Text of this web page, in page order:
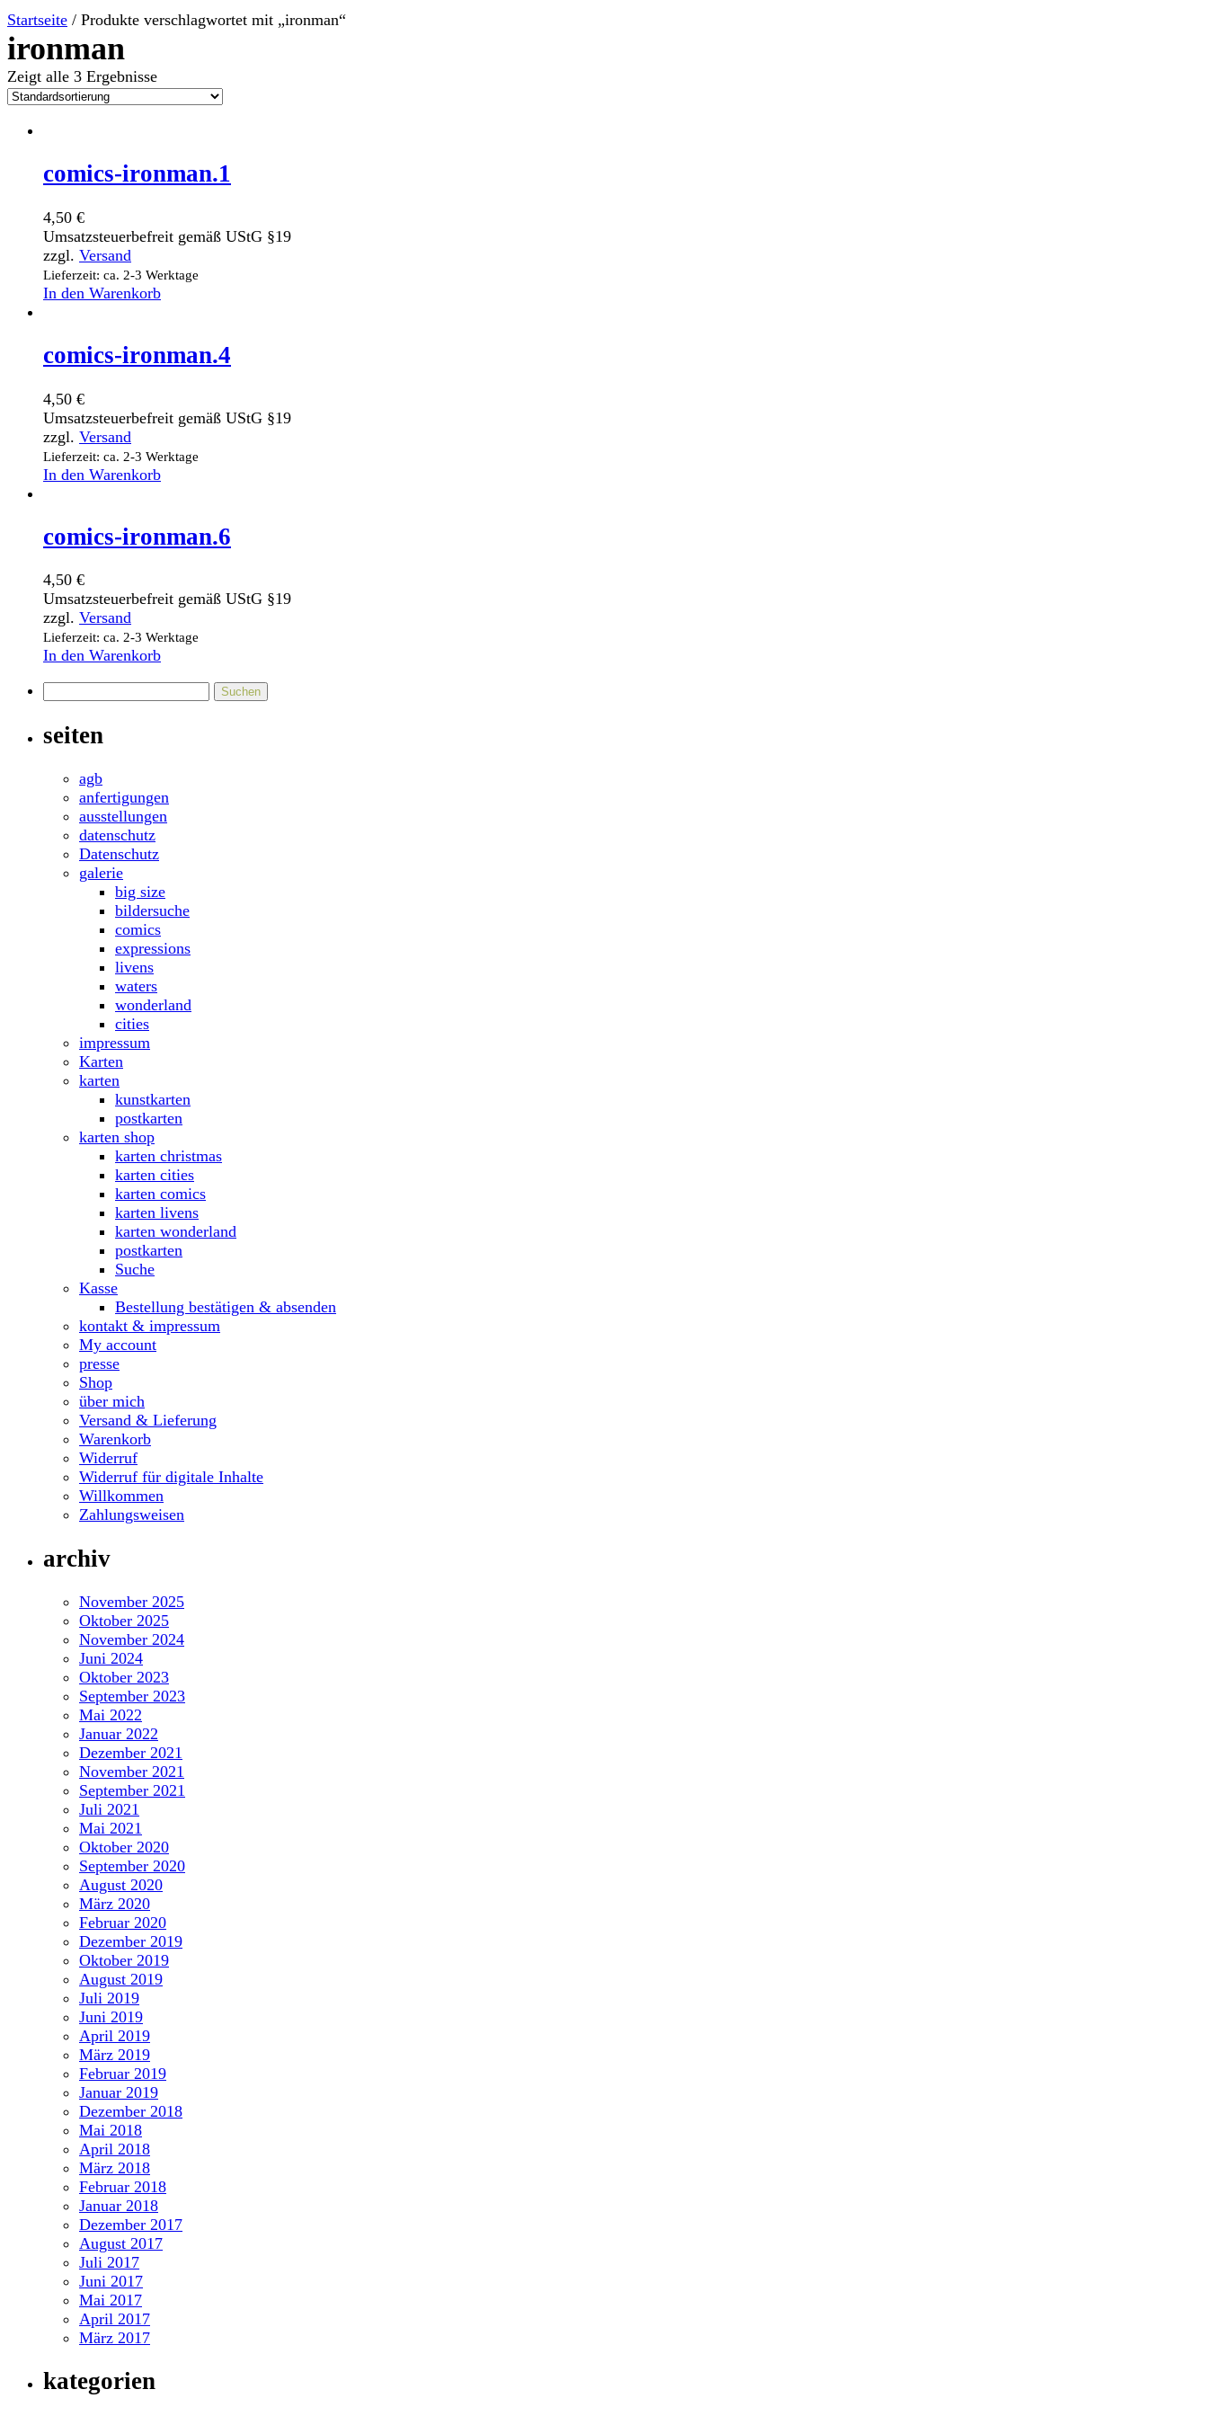
Startseite / Produkte verschlagwortet mit „ironman“
ironman
Zeigt alle 3 Ergebnisse
comics-ironman.1
4,50 €
Umsatzsteuerbefreit gemäß UStG §19
zzgl. Versand
Lieferzeit: ca. 2-3 Werktage
In den Warenkorb
comics-ironman.4
4,50 €
Umsatzsteuerbefreit gemäß UStG §19
zzgl. Versand
Lieferzeit: ca. 2-3 Werktage
In den Warenkorb
comics-ironman.6
4,50 €
Umsatzsteuerbefreit gemäß UStG §19
zzgl. Versand
Lieferzeit: ca. 2-3 Werktage
In den Warenkorb
seiten
agb
anfertigungen
ausstellungen
datenschutz
Datenschutz
galerie
big size
bildersuche
comics
expressions
livens
waters
wonderland
cities
impressum
Karten
karten
kunstkarten
postkarten
karten shop
karten christmas
karten cities
karten comics
karten livens
karten wonderland
postkarten
Suche
Kasse
Bestellung bestätigen & absenden
kontakt & impressum
My account
presse
Shop
über mich
Versand & Lieferung
Warenkorb
Widerruf
Widerruf für digitale Inhalte
Willkommen
Zahlungsweisen
archiv
November 2025
Oktober 2025
November 2024
Juni 2024
Oktober 2023
September 2023
Mai 2022
Januar 2022
Dezember 2021
November 2021
September 2021
Juli 2021
Mai 2021
Oktober 2020
September 2020
August 2020
März 2020
Februar 2020
Dezember 2019
Oktober 2019
August 2019
Juli 2019
Juni 2019
April 2019
März 2019
Februar 2019
Januar 2019
Dezember 2018
Mai 2018
April 2018
März 2018
Februar 2018
Januar 2018
Dezember 2017
August 2017
Juli 2017
Juni 2017
Mai 2017
April 2017
März 2017
kategorien